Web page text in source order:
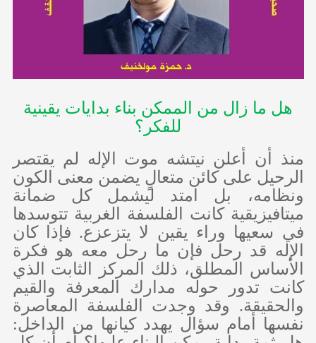
هل ما زال من الممكن بناء بدايات يقينية
للفكر؟
منذ أن أعلن نيتشه موت الإله لم يقتصر
الرحيل على كائن متعالٍ يضمن معنى الكون
ونظامه، بل امتد ليشمل كل ضمانة
ميتافيزيقية كانت الفلسفة الغربية تتوسدها
في سعيها وراء يقين لا يتزعزع. فإذا كان
الإله قد رحل فإن ما رحل معه هو فكرة
الأساس المطلق، ذلك المركز الثابت الذي
كانت تدور حوله مدارك المعرفة والقيم
والحقيقة. وقد وجدت الفلسفة المعاصرة
نفسها أمام سؤال يهدد كيانها من الداخل: